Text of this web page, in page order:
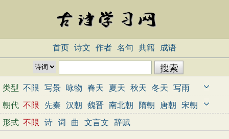
首页 诗文 作者 名句 典籍 成语
类型 不限 写景 咏物 春天 夏天 秋天 冬天
写雨
写雪
写风 写花 梅花 荷花 菊花 柳树
月亮
山水 写山 写水 长江 黄河 儿童 写鸟
写马
田园 边塞 地名 抒情 爱国 离别 送别 思乡
朝代 不限 先秦 汉朝 魏晋 南北朝 隋朝 唐朝
宋朝
元朝
明朝 清朝 近代 当代
形式 不限 诗 词 曲 文言文 辞赋